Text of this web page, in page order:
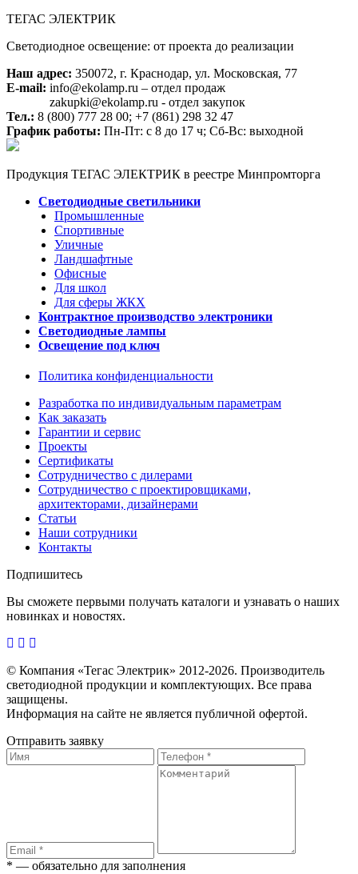
ТЕГАС ЭЛЕКТРИК
Светодиодное освещение: от проекта до реализации
Наш адрес: 350072, г. Краснодар, ул. Московская, 77
E-mail: info@ekolamp.ru – отдел продаж
zakupki@ekolamp.ru - отдел закупок
Тел.: 8 (800) 777 28 00; +7 (861) 298 32 47
График работы: Пн-Пт: с 8 до 17 ч; Сб-Вс: выходной
Продукция ТЕГАС ЭЛЕКТРИК в реестре Минпромторга
Светодиодные светильники
Промышленные
Спортивные
Уличные
Ландшафтные
Офисные
Для школ
Для сферы ЖКХ
Контрактное производство электроники
Светодиодные лампы
Освещение под ключ
Политика конфиденциальности
Разработка по индивидуальным параметрам
Как заказать
Гарантии и сервис
Проекты
Сертификаты
Сотрудничество с дилерами
Сотрудничество с проектировщиками,
архитекторами, дизайнерами
Статьи
Наши сотрудники
Контакты
Подпишитесь
Вы сможете первыми получать каталоги и узнавать о наших
новинках и новостях.
© Компания «Тегас Электрик» 2012-2026. Производитель
светодиодной продукции и комплектующих. Все права
защищены.
Информация на сайте не является публичной офертой.
Отправить заявку
* — обязательно для заполнения